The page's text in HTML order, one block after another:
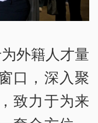
为外籍人才量
口，深入聚
致力于为来